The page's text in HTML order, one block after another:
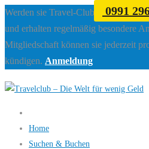
0991
Werden sie Travel-Club Mitglied
und erhalten regelmäßig besondere
Mitgliedschaft können sie jederzeit
kündigen. Anmeldung
Home
Suchen & Buchen